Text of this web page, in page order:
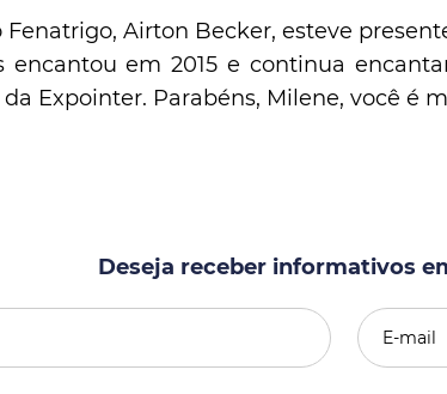
Airton Becker, esteve
encantou em 2015 e continua
Expointer. Parabéns, Milene, você é
Deseja receber informativos